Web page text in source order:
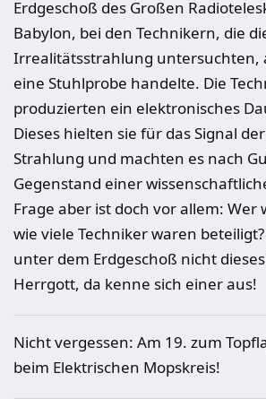
Erdgeschoß des Großen
Babylon, bei den Technikern, die
Irrealitätsstrahlung untersuchten,
eine Stuhlprobe handelte. Die
produzierten ein elektronisches
Dieses hielten sie für das Signal
Strahlung und machten es nach
Gegenstand einer
Frage aber ist doch vor allem: Wer
wie viele Techniker waren
unter dem Erdgeschoß nicht
Herrgott, da kenne sich einer aus!
Nicht vergessen: Am 19. zum
beim Elektrischen Mopskreis!